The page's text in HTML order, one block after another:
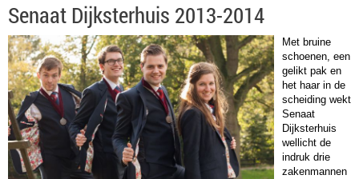
Senaat Dijksterhuis 2013-2014
Met bruine
schoenen, een
gelikt pak en
het haar in de
scheiding wekt
Senaat
Dijksterhuis
wellicht de
indruk drie
zakenmannen